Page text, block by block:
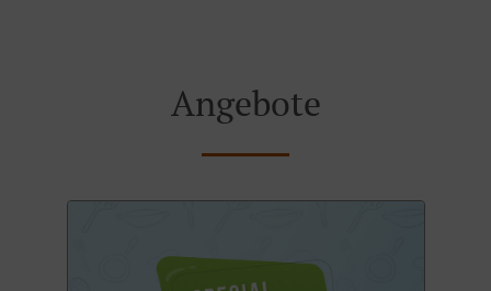
Angebote